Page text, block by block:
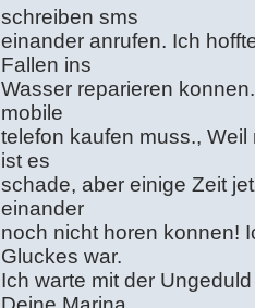
schreiben sms
einander anrufen. Ich
Fallen ins
Wasser reparieren
mobile
telefon kaufen muss.,
ist es
schade, aber einige Zeit
einander
noch nicht horen konnen!
Gluckes war.
Ich warte mit der